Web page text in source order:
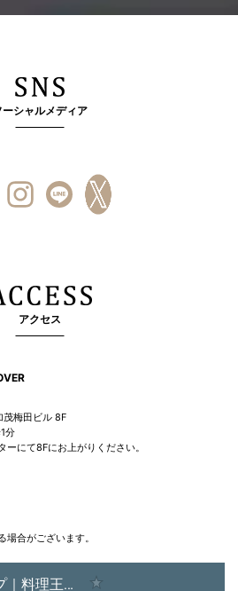
ーシャルメディア
アクセス
茂梅田ビル 8F
分
にて8Fにお上がりください。
合がございます。